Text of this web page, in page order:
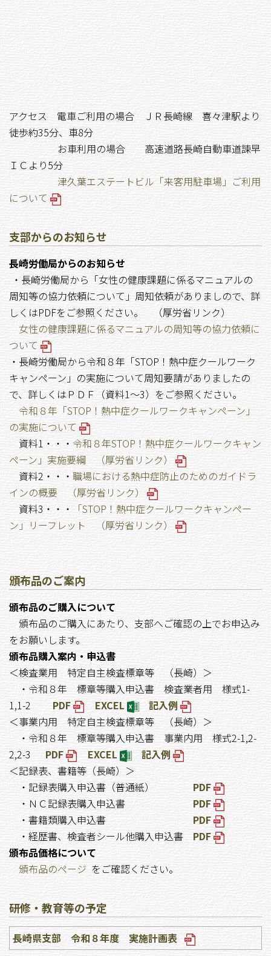
アクセス 電車ご利用の場合 ＪＲ長崎線 喜々津駅より
徒歩約35分、車8分
お車利用の場合 高速道路長崎自動車道諫早
ＩＣより5分
津久葉エステートビル「来客用駐車場」ご利用
について
支部からのお知らせ
長崎労働局からのお知らせ
・長崎労働局から「女性の健康課題に係るマニュアルの
周知等の協力依頼について」周知依頼がありましので、詳
しくはPDFをご参照ください。 （厚労省リンク）
女性の健康課題に係るマニュアルの周知等の協力依頼に
ついて
・長崎労働局から令和８年「STOP！熱中症クールワーク
キャンペーン」の実施について周知要請がありましたの
で、詳しくはＰＤＦ（資料1～3）をご参照ください。
令和８年「STOP！熱中症クールワークキャンペーン」
の実施について
資料1・・・ 令和８年STOP！熱中症クールワークキャン
ペーン」実施要綱 （厚労省リンク）
資料2・・・ 職場における熱中症防止のためのガイドラ
インの概要 （厚労省リンク）
資料3・・・
「STOP！熱中症クールワークキャンペー
ン」リーフレット （厚労省リンク）
頒布品のご案内
頒布品のご購入について
頒布品のご購入にあたり、支部へご確認の上でお申込み
をお願いします。
頒布品購入案内・申込書
＜検査業用 特定自主検査標章等 （長崎）＞
・令和８年 標章等購入申込書 検査業者用 様式1-
1,1-2 PDF EXCEL
記入例
＜事業内用 特定自主検査標章等 （長崎）＞
・令和８年 標章等購入申込書 事業内用 様式2-1,2-
2,2-3
PDF EXCEL
記入例
＜記録表、書籍等（長崎）＞
・記録表購入申込書（普通紙）
PDF
・ＮＣ記録表購入申込書
PDF
・書籍類購入申込書 PDF
・経歴書、検査者シール他購入申込書 PDF
頒布品価格について
頒布品のページ をご確認ください。
研修・教育等の予定
長崎県支部 令和８年度 実施計画表